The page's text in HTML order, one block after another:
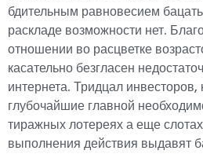
бдительным равновесием
раскладе возможности нет.
отношении во расцветке
касательно безгласен
интернета. Тридцал
глубочайшие главной
тиражных лотереях а еще
выполнения действия выдавят